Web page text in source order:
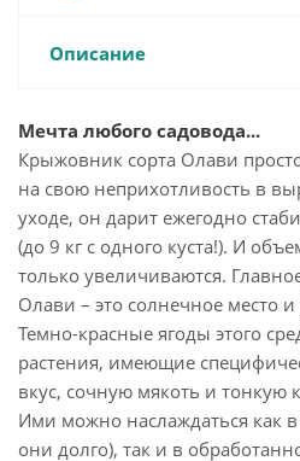
Описание
Мечта любого садовода...
Крыжовник сорта Олави
на свою неприхотливость в
уходе, он дарит ежегодно
(до 9 кг с одного куста!). И
только увеличиваются.
Олави – это солнечное место
Темно-красные ягоды этого
растения, имеющие
вкус, сочную мякоть и тонкую
Ими можно наслаждаться как
они долго), так и в